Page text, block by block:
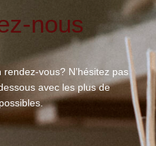
nous
rendez-vous? N’hésitez pas
avec les plus de